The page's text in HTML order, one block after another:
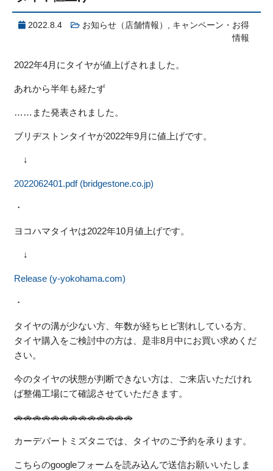
2022.8.4 お知らせ（店舗情報）
キャンペーン・お得
情報
2022年4月にタイヤが値上げされました。
あれから半年も経たず
……また発表されました。
ブリヂストンタイヤが2022年9月に値上げです。
↓
2022062401.pdf (bridgestone.co.jp)
・
ヨコハマタイヤは2022年10月値上げです。
↓
Release (y-yokohama.com)
・
タイヤの溝が少ない方、年数が経ちヒビ割れしている方、
タイヤ購入をご検討中の方は、是非8月中にお買い求めくだ
さい。
今のタイヤの状態が判断できない方は、ご来店いただけれ
ば整備工場にて確認させていただきます。
🚗🚗🚗🚗🚗🚗🚗🚗🚗🚗🚗🚗🚗
カーデパートミズタニでは、タイヤのご予約を承ります。
こちらのgoogleフォームを読み込んで送信お願いいたしま